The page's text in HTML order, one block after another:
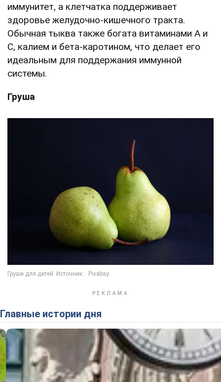
иммунитет, а клетчатка поддерживает
здоровье желудочно-кишечного тракта.
Обычная тыква также богата витаминами A и
C, калием и бета-каротином, что делает его
идеальным для поддержания иммунной
системы.
Груша
Главные истории дня